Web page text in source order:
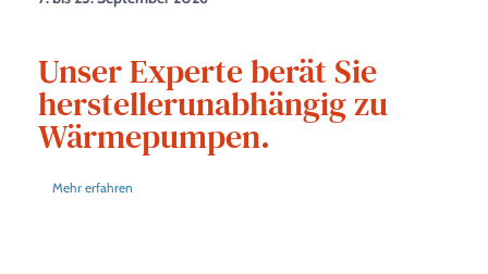
Unser Experte berät Sie
herstellerunabhängig zu
Wärmepumpen.
Mehr erfahren